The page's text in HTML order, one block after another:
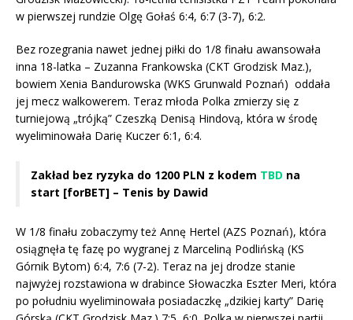
w pierwszej rundzie Olgę Gołaś 6:4, 6:7 (3-7), 6:2.
Bez rozegrania nawet jednej piłki do 1/8 finału awansowała
inna 18-latka – Zuzanna Frankowska (CKT Grodzisk Maz.),
bowiem Xenia Bandurowska (WKS Grunwald Poznań) oddała
jej mecz walkowerem. Teraz młoda Polka zmierzy się z
turniejową „trójką” Czeszką Denisą Hindovą, która w środę
wyeliminowała Darię Kuczer 6:1, 6:4.
Zakład bez ryzyka do 1200 PLN z kodem TBD na
start [forBET] – Tenis by Dawid
W 1/8 finału zobaczymy też Annę Hertel (AZS Poznań), która
osiągnęła tę fazę po wygranej z Marceliną Podlińską (KS
Górnik Bytom) 6:4, 7:6 (7-2). Teraz na jej drodze stanie
najwyżej rozstawiona w drabince Słowaczka Eszter Meri, która
po południu wyeliminowała posiadaczkę „dzikiej karty” Darię